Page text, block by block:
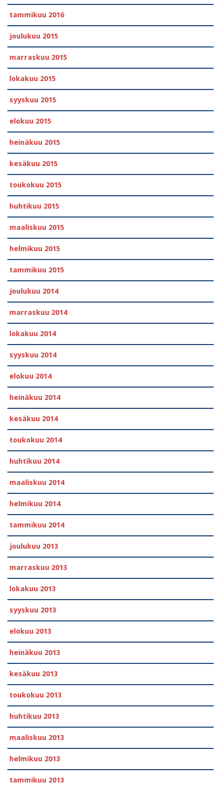
tammikuu 2016
joulukuu 2015
marraskuu 2015
lokakuu 2015
syyskuu 2015
elokuu 2015
heinäkuu 2015
kesäkuu 2015
toukokuu 2015
huhtikuu 2015
maaliskuu 2015
helmikuu 2015
tammikuu 2015
joulukuu 2014
marraskuu 2014
lokakuu 2014
syyskuu 2014
elokuu 2014
heinäkuu 2014
kesäkuu 2014
toukokuu 2014
huhtikuu 2014
maaliskuu 2014
helmikuu 2014
tammikuu 2014
joulukuu 2013
marraskuu 2013
lokakuu 2013
syyskuu 2013
elokuu 2013
heinäkuu 2013
kesäkuu 2013
toukokuu 2013
huhtikuu 2013
maaliskuu 2013
helmikuu 2013
tammikuu 2013